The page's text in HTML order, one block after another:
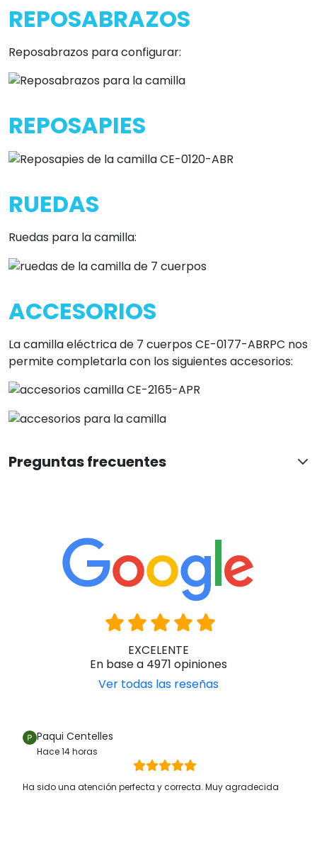
REPOSABRAZOS
Reposabrazos para configurar:
REPOSAPIES
RUEDAS
Ruedas para la camilla:
ACCESORIOS
La camilla eléctrica de 7 cuerpos CE-0177-ABRPC nos
permite completarla con los siguientes accesorios:
Preguntas frecuentes
EXCELENTE
En base a 4971 opiniones
Ver todas las reseñas
Paqui Centelles
Hace 14 horas
Ha sido una atención perfecta y correcta. Muy agradecida